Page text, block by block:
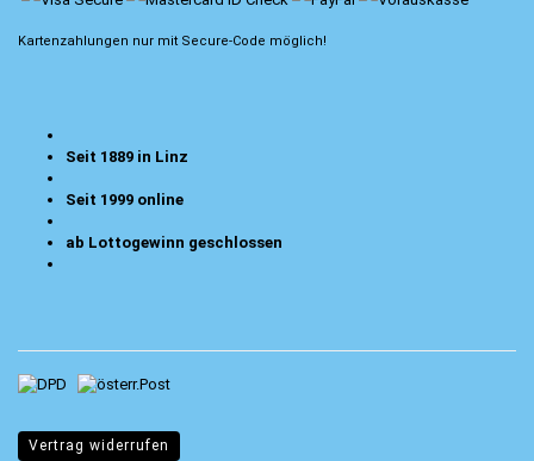
Kartenzahlungen nur mit Secure-Code möglich!
Seit 1889 in Linz
Seit 1999 online
ab Lottogewinn geschlossen
Vertrag widerrufen